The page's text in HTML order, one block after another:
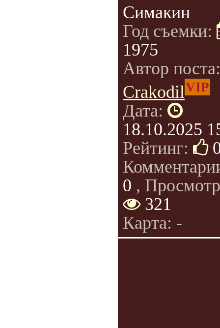
Симакин
Год съемки:
1975
Автор
CrakodilVIP
Дата:
18.10.2025
Рейтинг:
0 ,
321
Карта: -